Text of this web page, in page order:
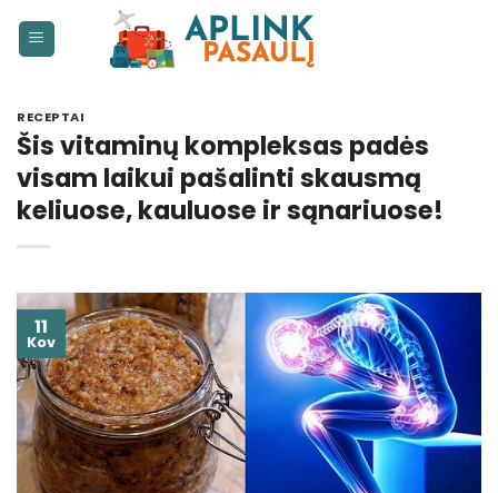
RECEPTAI
Šis vitaminų kompleksas padės
visam laikui pašalinti skausmą
keliuose, kauluose ir sąnariuose!
11
Kov